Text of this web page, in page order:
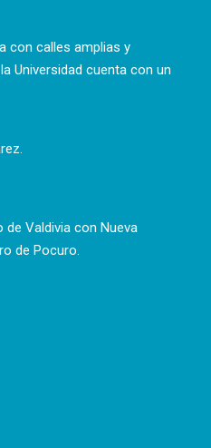
con calles amplias y
Universidad cuenta con un
Valdivia con Nueva
de Pocuro.